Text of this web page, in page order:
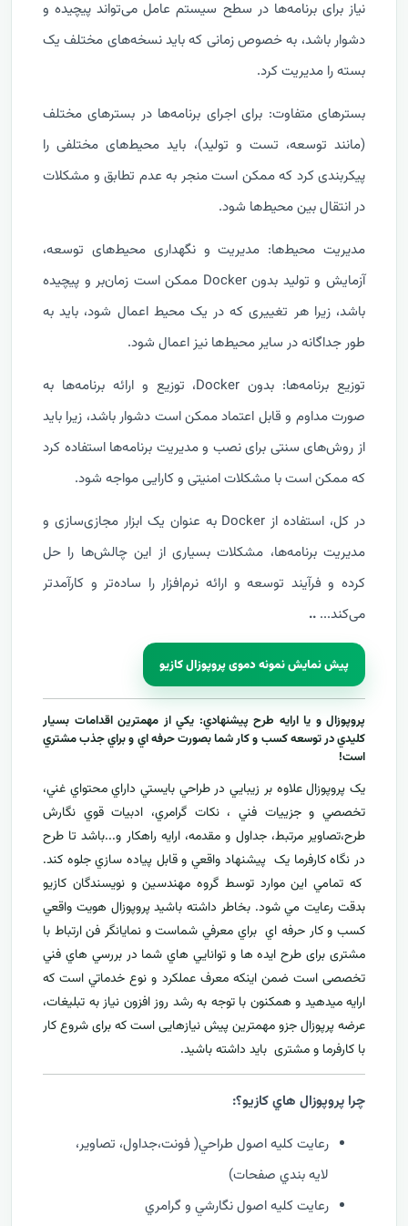
نیاز برای برنامه‌ها در سطح سیستم عامل می‌تواند پیچیده و
دشوار باشد، به خصوص زمانی که باید نسخه‌های مختلف یک
بسته را مدیریت کرد.
بسترهای متفاوت: برای اجرای برنامه‌ها در بسترهای مختلف
(مانند توسعه، تست و تولید)، باید محیط‌های مختلفی را
پیکربندی کرد که ممکن است منجر به عدم تطابق و مشکلات
در انتقال بین محیط‌ها شود.
مدیریت محیط‌ها: مدیریت و نگهداری محیط‌های توسعه،
آزمایش و تولید بدون Docker ممکن است زمان‌بر و پیچیده
باشد، زیرا هر تغییری که در یک محیط اعمال شود، باید به
طور جداگانه در سایر محیط‌ها نیز اعمال شود.
توزیع برنامه‌ها: بدون Docker، توزیع و ارائه برنامه‌ها به
صورت مداوم و قابل اعتماد ممکن است دشوار باشد، زیرا باید
از روش‌های سنتی برای نصب و مدیریت برنامه‌ها استفاده کرد
که ممکن است با مشکلات امنیتی و کارایی مواجه شود.
در کل، استفاده از Docker به عنوان یک ابزار مجازی‌سازی و
مدیریت برنامه‌ها، مشکلات بسیاری از این چالش‌ها را حل
کرده و فرآیند توسعه و ارائه نرم‌افزار را ساده‌تر و کارآمدتر
می‌کند... ..
پیش نمایش نمونه دموی پروپوزال کازیو
پروپوزال و يا ارايه طرح پيشنهادي: يکي از مهمترين اقدامات بسيار
کليدي در توسعه کسب و کار شما بصورت حرفه اي و براي جذب مشتري
است!
يک پروپوزال علاوه بر زيبايي در طراحي بايستي داراي محتواي غني،
تخصصي و جزييات فني ، نکات گرامري، ادبيات قوي نگارش
طرح،تصاوير مرتبط، جداول و مقدمه، ارایه راهکار و...باشد تا طرح
در نگاه کارفرما يک پيشنهاد واقعي و قابل پياده سازي جلوه کند.
که تمامي اين موارد توسط گروه مهندسين و نويسندگان کازيو
بدقت رعايت مي شود. بخاطر داشته باشيد پروپوزال هويت واقعي
کسب و کار حرفه اي براي معرفيشماست و نمایانگر فن ارتباط با
مشتری برای طرح ايده ها و توانايي هاي شما در بررسي هاي فني
تخصصی است ضمن اینکه معرف عملکرد و نوع خدماتي است که
ارايه ميدهید و همکنون با توجه به رشد روز افزون نياز به تبليغات،
عرضه پرپوزال جزو مهمترين پیش نیازهایی است که برای شروع کار
با کارفرما و مشتری بايد داشته باشيد.
چرا پروپوزال هاي کازيو؟:
رعايت کليه اصول طراحي( فونت،جداول، تصاوير،
لايه بندي صفحات)
رعايت کليه اصول نگارشي و گرامري